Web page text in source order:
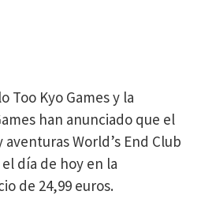
Too Kyo Games y la
han anunciado que el
World’s End Club
día de hoy en la
de 24,99 euros.